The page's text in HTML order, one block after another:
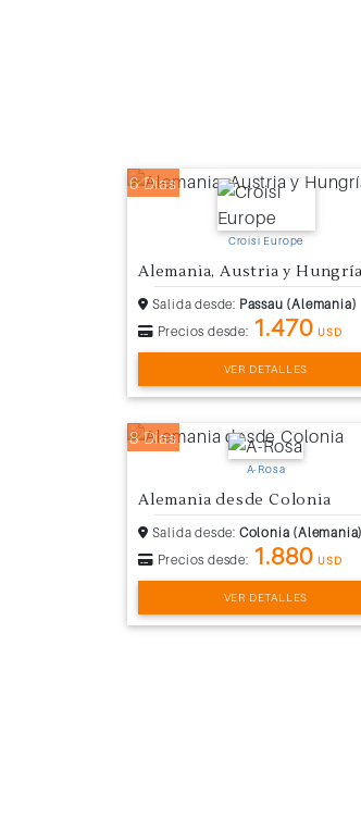
6 Días
Croisi Europe
Alemania, Austria y Hungría
Salida desde: Passau (Alemania)
Precios desde: 1.470 USD
VER DETALLES
8 Días
A-Rosa
Alemania desde Colonia
Salida desde: Colonia (Alemania)
Precios desde: 1.880 USD
VER DETALLES